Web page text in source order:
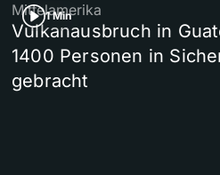
1 Min
Mittelamerika
Vulkanausbruch in
1400 Personen in
gebracht